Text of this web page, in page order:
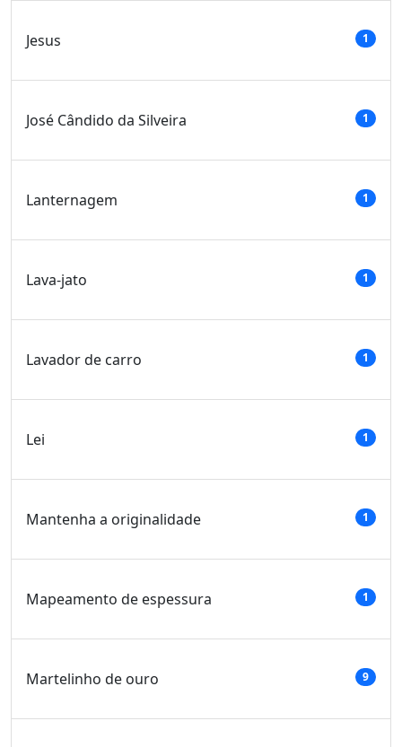
Jesus 1
José Cândido da Silveira 1
Lanternagem 1
Lava-jato 1
Lavador de carro 1
Lei 1
Mantenha a originalidade 1
Mapeamento de espessura 1
Martelinho de ouro 9